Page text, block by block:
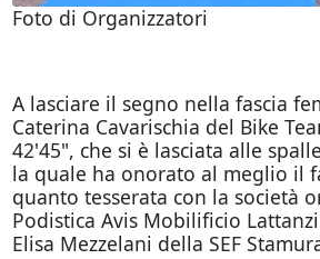
Foto di Organizzatori
A lasciare il segno nella fascia
Caterina Cavarischia del Bike
42'45", che si è lasciata alle
la quale ha onorato al meglio il
quanto tesserata con la società
Podistica Avis Mobilificio
Elisa Mezzelani della SEF